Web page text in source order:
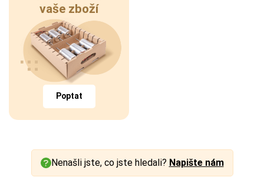
vaše zboží
Poptat
Nenašli jste, co jste hledali? Napište nám